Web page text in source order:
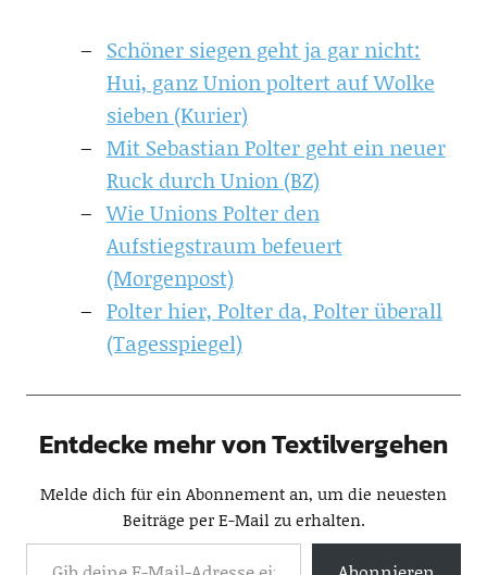
Schöner siegen geht ja gar nicht:
Hui, ganz Union poltert auf Wolke
sieben (Kurier)
Mit Sebastian Polter geht ein neuer
Ruck durch Union (BZ)
Wie Unions Polter den
Aufstiegstraum befeuert
(Morgenpost)
Polter hier, Polter da, Polter überall
(Tagesspiegel)
Entdecke mehr von Textilvergehen
Melde dich für ein Abonnement an, um die neuesten
Beiträge per E-Mail zu erhalten.